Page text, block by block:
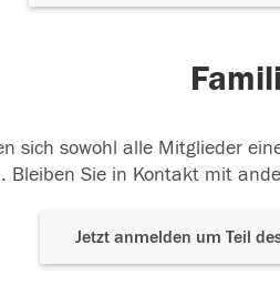
sich sowohl alle Mitglieder
Bleiben Sie in Kontakt mit
Jetzt anmelden um Teil